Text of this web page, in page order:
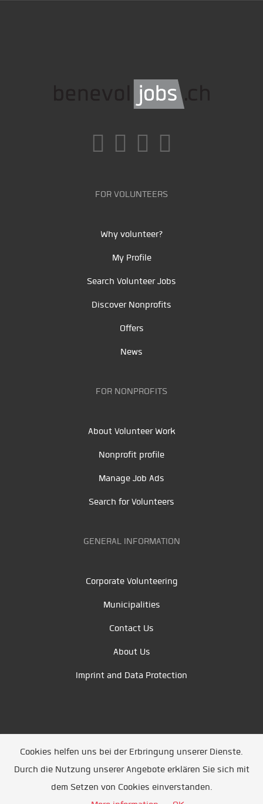
FOR VOLUNTEERS
Why volunteer?
My Profile
Search Volunteer Jobs
Discover Nonprofits
Offers
News
FOR NONPROFITS
About Volunteer Work
Nonprofit profile
Manage Job Ads
Search for Volunteers
GENERAL INFORMATION
Corporate Volunteering
Municipalities
Contact Us
About Us
Imprint and Data Protection
Unsere Partner/Referenzen/News/ Entwickelt
Cookies helfen uns bei der Erbringung unserer Dienste.
Durch die Nutzung unserer Angebote erklären Sie sich mit
dem Setzen von Cookies einverstanden.